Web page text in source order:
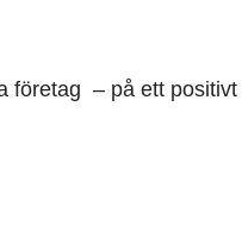
företag – på ett positivt